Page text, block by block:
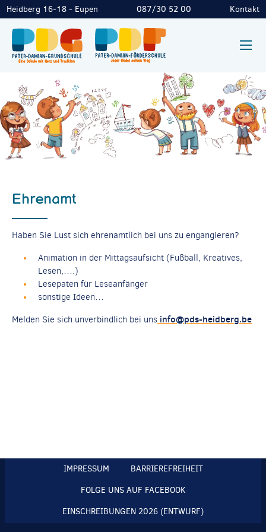
Heidberg 16-18 - Eupen 087/30 52 00 Kontakt
Ehrenamt
Haben Sie Lust sich ehrenamtlich bei uns zu engangieren?
Animation in der Mittagsaufsicht (Fußball, Kreatives,
Lesen,….)
Lesepaten für Leseanfänger
sonstige Ideen…
Melden Sie sich unverbindlich bei uns info@pds-heidberg.be
IMPRESSUM
BARRIEREFREIHEIT
FOLGE UNS AUF FACEBOOK
EINSCHREIBUNGEN 2026 (ENTWURF)